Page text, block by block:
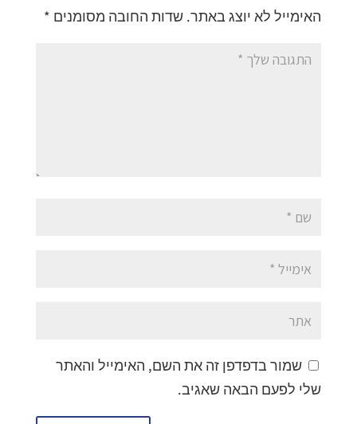
האימייל לא יוצג באתר. שדות החובה מסומנים *
שמור בדפדפן זה את השם, האימייל והאתר
שלי לפעם הבאה שאגיב.